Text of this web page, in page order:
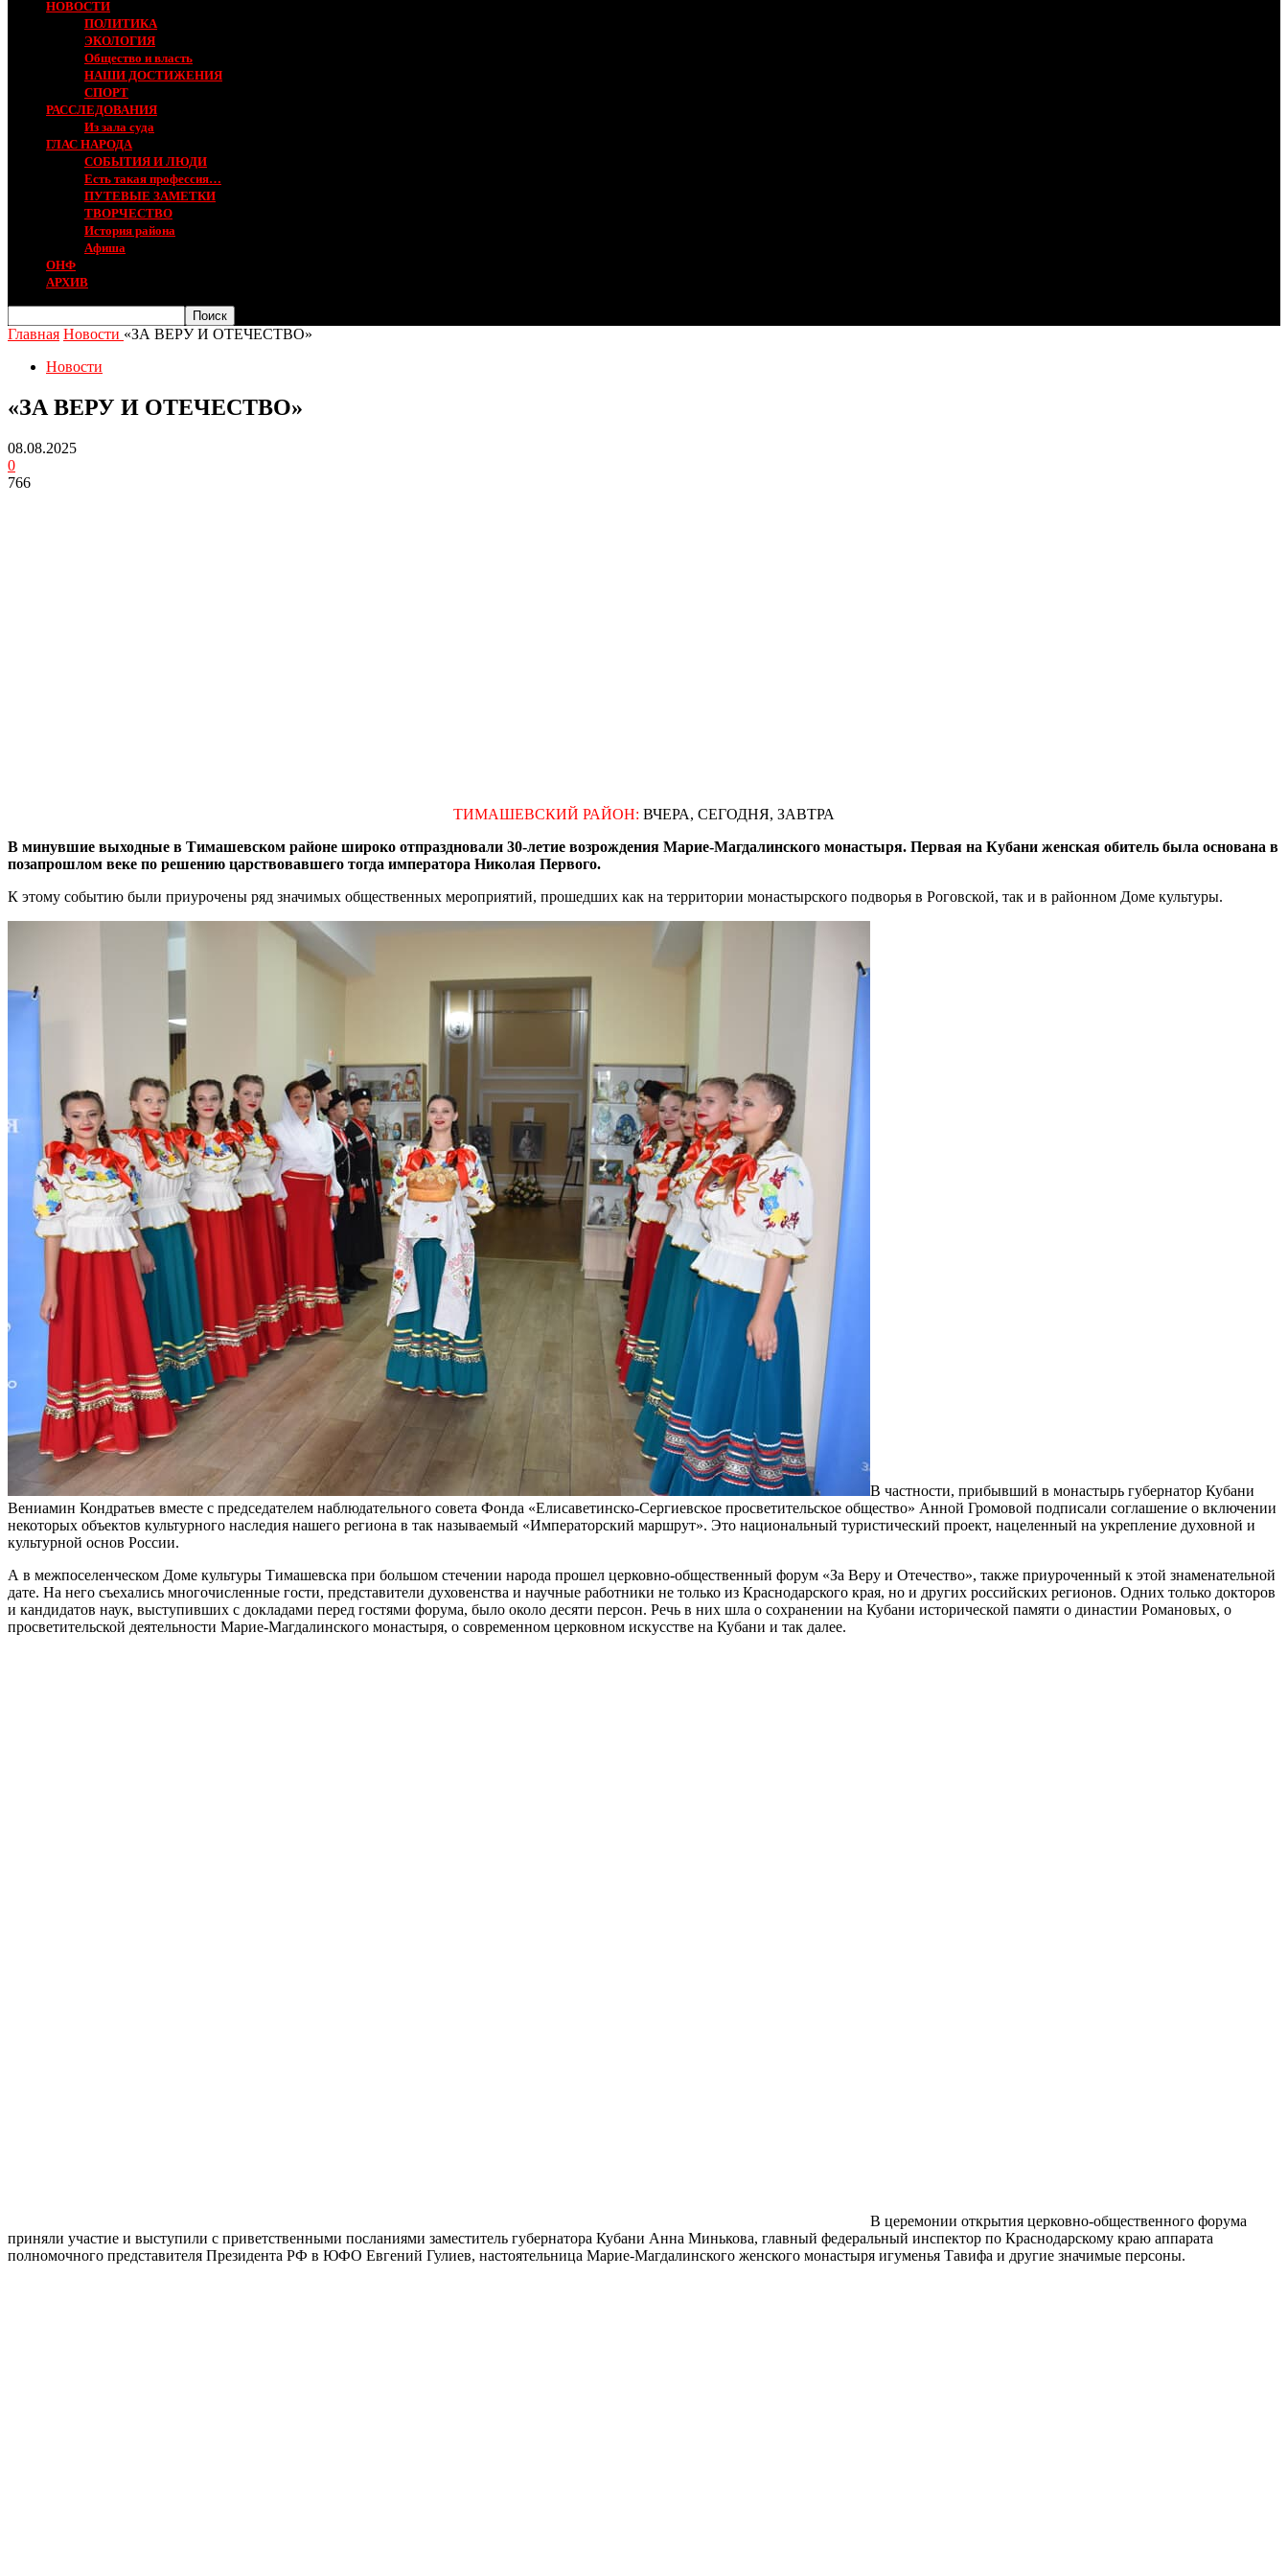
НОВОСТИ
ПОЛИТИКА
ЭКОЛОГИЯ
Общество и власть
НАШИ ДОСТИЖЕНИЯ
СПОРТ
РАССЛЕДОВАНИЯ
Из зала суда
ГЛАС НАРОДА
СОБЫТИЯ И ЛЮДИ
Есть такая профессия…
ПУТЕВЫЕ ЗАМЕТКИ
ТВОРЧЕСТВО
История района
Афиша
ОНФ
АРХИВ
Главная Новости «ЗА ВЕРУ И ОТЕЧЕСТВО»
Новости
«ЗА ВЕРУ И ОТЕЧЕСТВО»
08.08.2025
0
766
ТИМАШЕВСКИЙ РАЙОН: ВЧЕРА, СЕГОДНЯ, ЗАВТРА
В минувшие выходные в Тимашевском районе широко отпраздновали 30-летие возрождения Марие-Магдалинского монастыря. Первая на Кубани женская обитель была основана в
позапрошлом веке по решению царствовавшего тогда императора Николая Первого.
К этому событию были приурочены ряд значимых общественных мероприятий, прошедших как на территории монастырского подворья в Роговской, так и в районном Доме культуры.
В частности, прибывший в монастырь губернатор Кубани
Вениамин Кондратьев вместе с председателем наблюдательного совета Фонда «Елисаветинско-Сергиевское просветительское общество» Анной Громовой подписали соглашение о включении
некоторых объектов культурного наследия нашего региона в так называемый «Императорский маршрут». Это национальный туристический проект, нацеленный на укрепление духовной и
культурной основ России.
А в межпоселенческом Доме культуры Тимашевска при большом стечении народа прошел церковно-общественный форум «За Веру и Отечество», также приуроченный к этой знаменательной
дате. На него съехались многочисленные гости, представители духовенства и научные работники не только из Краснодарского края, но и других российских регионов. Одних только докторов
и кандидатов наук, выступивших с докладами перед гостями форума, было около десяти персон. Речь в них шла о сохранении на Кубани исторической памяти о династии Романовых, о
просветительской деятельности Марие-Магдалинского монастыря, о современном церковном искусстве на Кубани и так далее.
В церемонии открытия церковно-общественного форума
приняли участие и выступили с приветственными посланиями заместитель губернатора Кубани Анна Минькова, главный федеральный инспектор по Краснодарскому краю аппарата
полномочного представителя Президента РФ в ЮФО Евгений Гулиев, настоятельница Марие-Магдалинского женского монастыря игуменья Тавифа и другие значимые персоны.